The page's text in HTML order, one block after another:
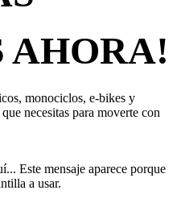
AHORA!
monociclos, e-bikes y
necesitas para moverte con
Este mensaje aparece porque
a usar.